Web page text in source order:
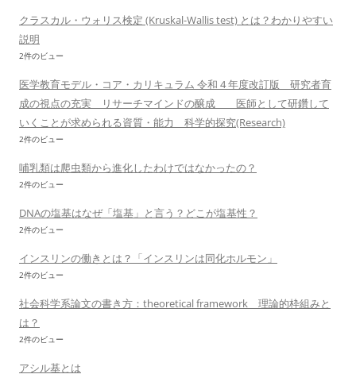
クラスカル・ウォリス検定 (Kruskal-Wallis test) とは？わかりやすい
説明
2件のビュー
医学教育モデル・コア・カリキュラム 令和 4 年度改訂版 研究者育
成の視点の充実 リサーチマインドの醸成 医師として研鑽して
いくことが求められる資質・能力 科学的探究(Research)
2件のビュー
哺乳類は爬虫類から進化したわけではなかったの？
2件のビュー
DNAの塩基はなぜ「塩基」と言う？どこが塩基性？
2件のビュー
インスリンの働きとは？「インスリンは同化ホルモン」
2件のビュー
社会科学系論文の書き方：theoretical framework 理論的枠組みと
は？
2件のビュー
アシル基とは